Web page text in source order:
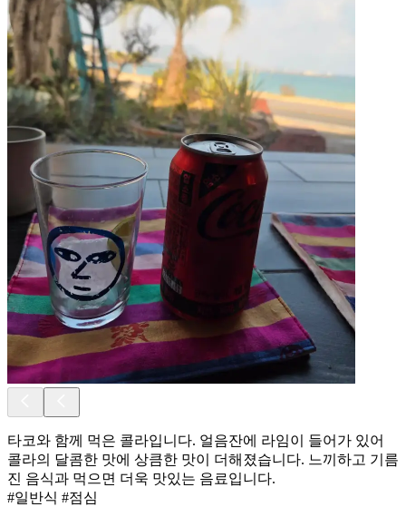
타코와 함께 먹은 콜라입니다. 얼음잔에 라임이 들어가 있어
콜라의 달콤한 맛에 상큼한 맛이 더해졌습니다. 느끼하고 기름
진 음식과 먹으면 더욱 맛있는 음료입니다.
#일반식 #점심